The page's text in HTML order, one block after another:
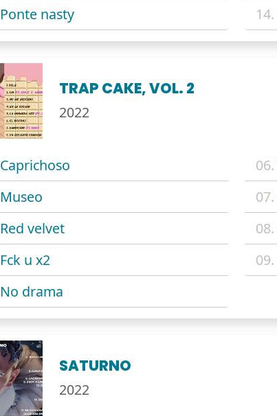
Ponte nasty
14.
TRAP CAKE, VOL. 2
2022
Caprichoso
Museo
Red velvet
Fck u x2
No drama
06.
07.
08.
09.
SATURNO
2022